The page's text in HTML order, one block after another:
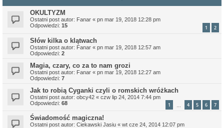
OKULTYZM
Ostatni post autor: Fanar « pn mar 19, 2018 12:28 pm
Odpowiedzi: 15 1 2
Słów kilka o klątwach
Ostatni post autor: Fanar « pn mar 19, 2018 12:57 am
Odpowiedzi: 2
Magia, czary, co za to nam grozi
Ostatni post autor: Fanar « pn mar 19, 2018 12:27 am
Odpowiedzi: 7
Jak to robią Cyganki czyli o romskich wróżkach
Ostatni post autor: obcy42 « czw lip 24, 2014 7:44 pm
Odpowiedzi: 68 1 4 5 6 7
Świadomość magiczna!
Ostatni post autor: Ciekawski Jasiu « wt cze 24, 2014 12:07 pm